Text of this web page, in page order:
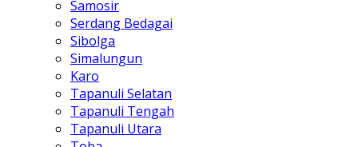
Samosir
Serdang Bedagai
Sibolga
Simalungun
Karo
Tapanuli Selatan
Tapanuli Tengah
Tapanuli Utara